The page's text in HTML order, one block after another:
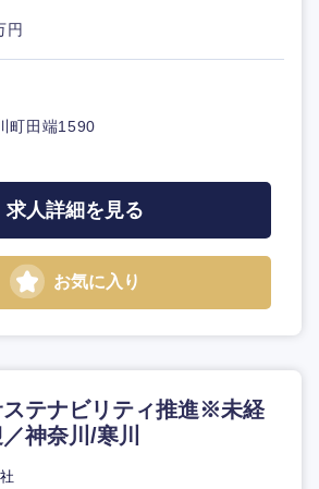
円
町田端1590
求人詳細を見る
お気に入り
テナビリティ推進※未経
神奈川/寒川